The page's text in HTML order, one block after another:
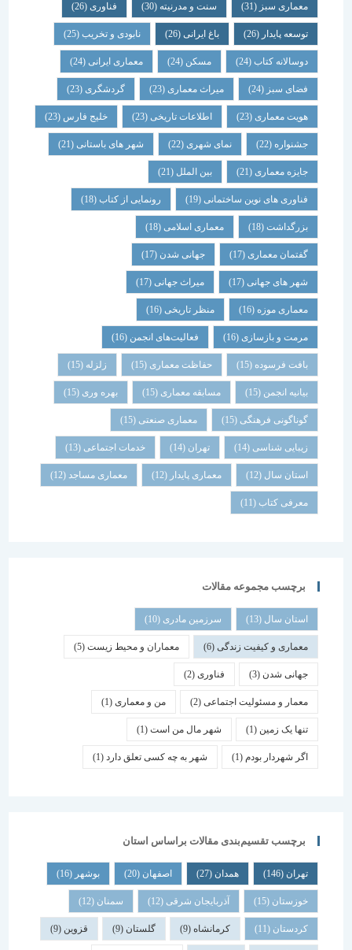
معماری سبز(31) سنت و مدرنیته(30) فناوری (26)
توسعه پایدار(26) باغ ایرانی(26) نابودی و تخریب(25)
دوسالانه کتاب(24) مسکن (24) معماری ایرانی(24)
فضای سبز(24) میراث معماری (23) گردشگری (23)
هویت معماری (23) اطلاعات تاریخی(23) خلیج فارس(23)
جشنواره(22) نمای شهری(22) شهر های باستانی (21)
جایزه معماری (21) بین الملل(21)
فناوری های نوین ساختمانی(19) رونمایی از کتاب (18)
بزرگداشت (18) معماری اسلامی(18)
گفتمان معماری (17) جهانی شدن(17)
شهر های جهانی(17) میراث جهانی(17)
معماری موزه(16) منظر تاریخی (16)
مرمت و بازسازی(16) فعالیت‌های انجمن(16)
بافت فرسوده (15) حفاظت معماری (15) زلزله
بیانیه انجمن(15) مسابقه معماری (15) بهره وری(15)
گوناگونی فرهنگی (15) معماری صنعتی(15)
زیبایی شناسی (14) تهران خدمات اجتماعی (13)
استان سال(12) معماری پایدار (12) معماری مساجد(12)
معرفی کتاب(11)
برچسب مجموعه مقالات
استان سال(13) سرزمین مادری(10)
معماری و کیفیت زندگی(6) معماران و محیط زیست(5)
جهانی شدن(3) فناوری (2)
معمار و مسئولیت اجتماعی (2) من و معماری (1)
تنها یک زمین(1) شهر مال من است(1)
اگر شهردار بودم (1) شهر به چه کسی تعلق دارد(1)
برچسب تقسیم‌بندی مقالات براساس استان
همدان اصفهان (20) بوشهر
خوزستان(15) آذربایجان شرقی(12) سمنان (12)
کردستان(11) کرمانشاه(9) گلستان (9) قزوین